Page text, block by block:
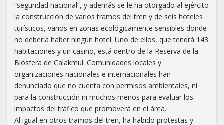
“seguridad nacional”, y además se le ha otorgado al ejército
la construcción de varios tramos del tren y de seis hoteles
turísticos, varios en zonas ecológicamente sensibles donde
no debería haber ningún hotel. Uno de ellos, que tendrá 143
habitaciones y un casino, está dentro de la Reserva de la
Biósfera de Calakmul. Comunidades locales y
organizaciones nacionales e internacionales han
denunciado que no cuenta con permisos ambientales, ni
para la construcción ni muchos menos para evaluar los
impactos del tráfico que promoverá en el área.
Al igual en otros tramos del tren, ha habido protestas y